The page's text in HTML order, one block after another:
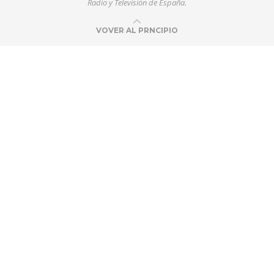
Radio y Televisión de España.
VOVER AL PRNCIPIO